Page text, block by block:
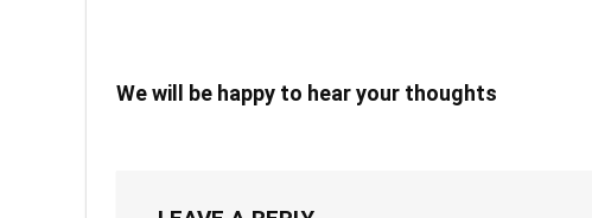
We will be happy to hear your thoughts